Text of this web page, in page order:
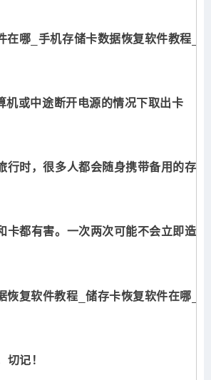
或中途断开电源的情况下取出卡
行时，很多人都会随身携带备用的存
卡都有害。一次两次可能不会立即造
切记！